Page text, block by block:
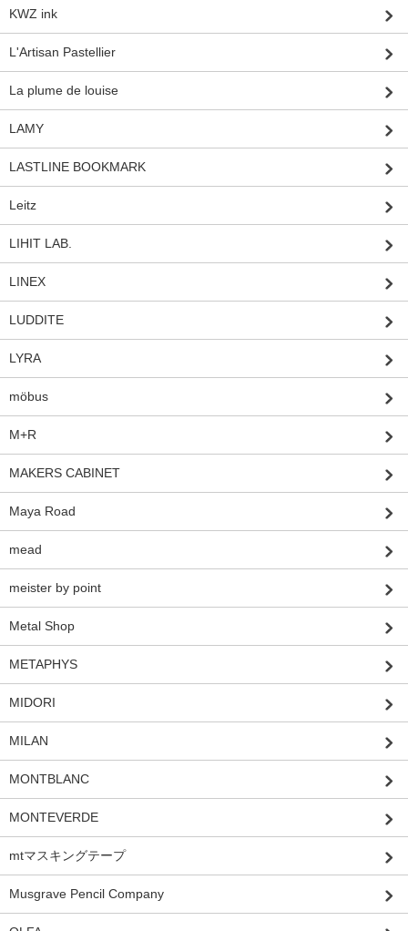
KWZ ink
L'Artisan Pastellier
La plume de louise
LAMY
LASTLINE BOOKMARK
Leitz
LIHIT LAB.
LINEX
LUDDITE
LYRA
möbus
M+R
MAKERS CABINET
Maya Road
mead
meister by point
Metal Shop
METAPHYS
MIDORI
MILAN
MONTBLANC
MONTEVERDE
mtマスキングテープ
Musgrave Pencil Company